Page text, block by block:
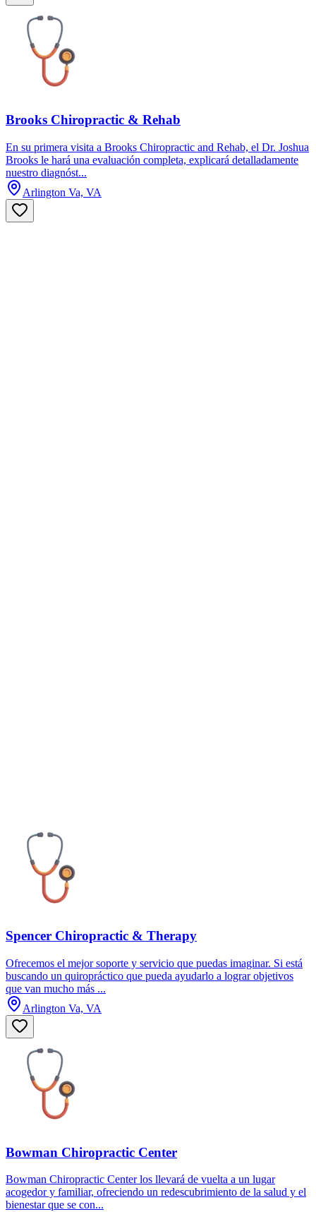
Brooks Chiropractic & Rehab
En su primera visita a Brooks Chiropractic and Rehab, el Dr. Joshua
Brooks le hará una evaluación completa, explicará detalladamente
nuestro diagnóst...
Arlington Va, VA
Spencer Chiropractic & Therapy
Ofrecemos el mejor soporte y servicio que puedas imaginar. Si está
buscando un quiropráctico que pueda ayudarlo a lograr objetivos
que van mucho más ...
Arlington Va, VA
Bowman Chiropractic Center
Bowman Chiropractic Center los llevará de vuelta a un lugar
acogedor y familiar, ofreciendo un redescubrimiento de la salud y el
bienestar que se con...